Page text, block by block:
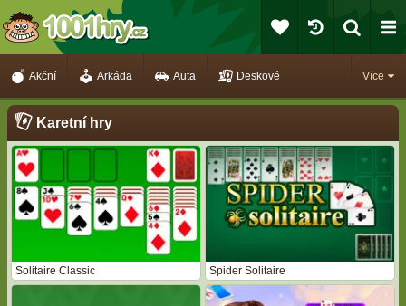
Více
Akční Arkáda Auta Deskové
Karetní hry
Solitaire Classic Spider Solitaire